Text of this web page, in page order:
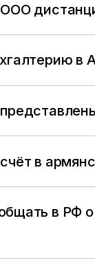
в
в
в РФ